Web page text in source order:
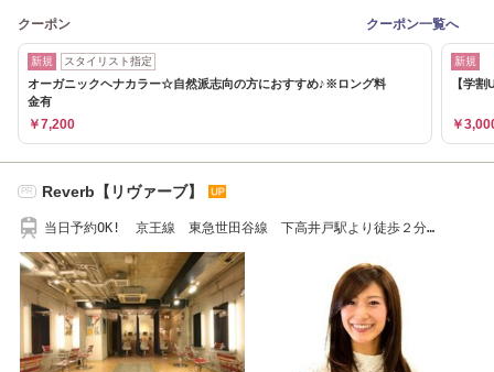
クーポン クーポン一覧へ
新規 スタイリスト指定
オーガニックヘナカラー☆自然派志向の方におすすめ♪※ロング料
金有
￥7,200
新規
【学
￥
PR Reverb【リヴァーブ】
当日予約OK! 京王線 東急世田谷線 下高井戸駅より徒歩２分